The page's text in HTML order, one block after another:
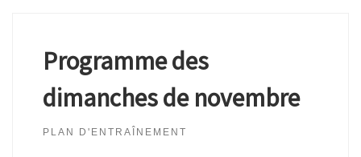
Programme des
dimanches de novembre
PLAN D'ENTRAÎNEMENT